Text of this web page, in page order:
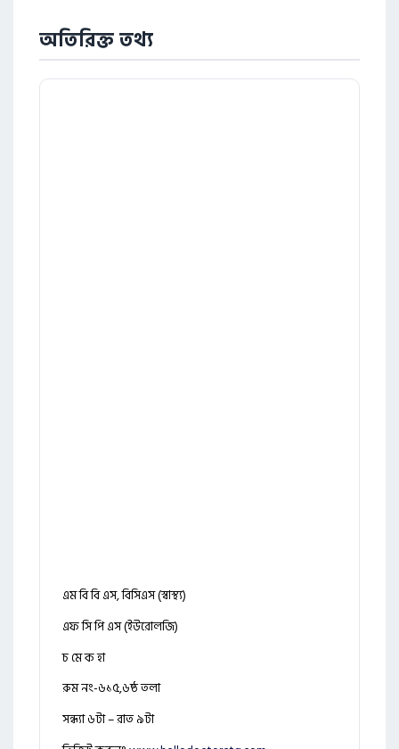
অতিরিক্ত তথ্য
এম বি বি এস, বিসিএস (স্বাস্থ্য)
এফ সি পি এস (ইউরোলজি)
চ মে ক হা
রুম নং-৬১৫,৬ষ্ঠ তলা
সন্ধ্যা ৬টা – রাত ৯টা